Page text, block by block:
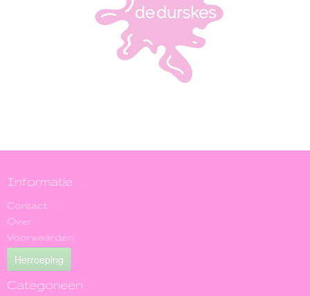
Informatie
Contact
Over
Voorwaarden
Herroeping
Categorieën